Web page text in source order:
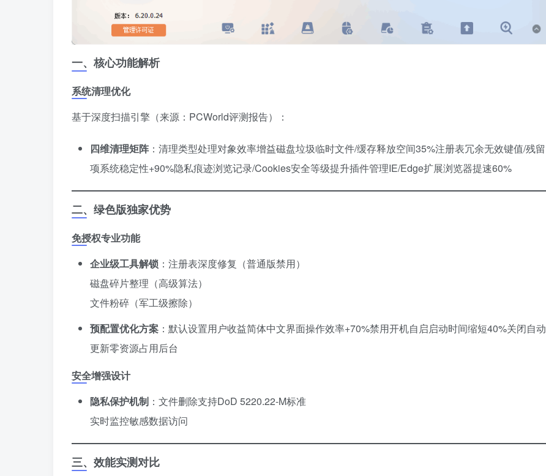
一、核心功能解析
系统清理优化
基于深度扫描引擎（来源：PCWorld评测报告）：
四维清理矩阵​：清理类型处理对象效率增益磁盘垃圾临时文件/缓存释放空间35%注册表冗余无效键值/残留
项系统稳定性+90%隐私痕迹浏览记录/Cookies安全等级提升插件管理IE/Edge扩展浏览器提速60%
二、绿色版独家优势
免授权专业功能
企业级工具解锁 ​：注册表深度修复（普通版禁用）
磁盘碎片整理（高级算法）
文件粉碎（军工级擦除）
预配置优化方案 ​：默认设置用户收益简体中文界面操作效率+70%禁用开机自启启动时间缩短40%关闭自动
更新零资源占用后台
安全增强设计
隐私保护机制 ​：文件删除支持DoD 5220.22-M标准
实时监控敏感数据访问
三、效能实测对比